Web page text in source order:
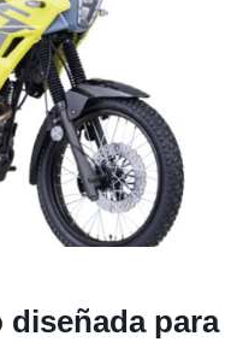
diseñada para